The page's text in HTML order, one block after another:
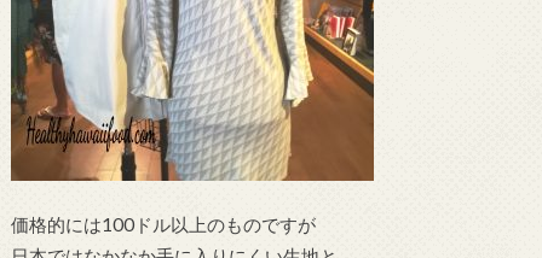
価格的には100ドル以上のものですが